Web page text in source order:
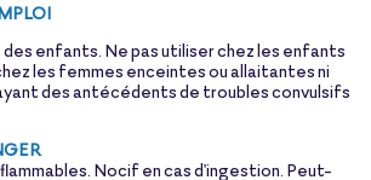
enfants. Ne pas utiliser chez les enfants
les femmes enceintes ou allaitantes ni
des antécédents de troubles convulsifs
Nocif en cas d'ingestion. Peut-